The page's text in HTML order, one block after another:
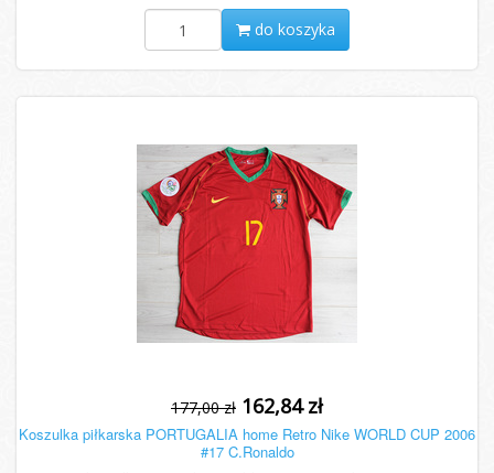
do koszyka
177,00 zł 162,84 zł
Koszulka piłkarska PORTUGALIA home Retro Nike WORLD CUP 2006
#17 C.Ronaldo